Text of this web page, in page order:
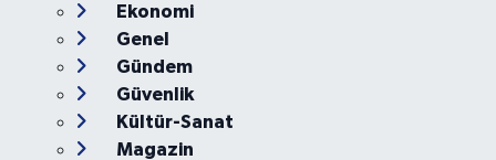
Ekonomi
Genel
Gündem
Güvenlik
Kültür-Sanat
Magazin